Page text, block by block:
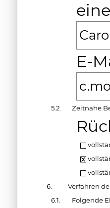
E-
5.2. Zeitnahe
6.
Verfahren
6.1.
Folgende